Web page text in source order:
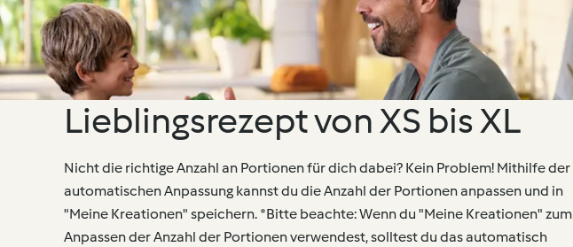
Lieblingsrezept von XS bis XL
Nicht die richtige Anzahl an Portionen für dich dabei? Kein Problem! Mithilfe der
automatischen Anpassung kannst du die Anzahl der Portionen anpassen und in
"Meine Kreationen" speichern. *Bitte beachte: Wenn du "Meine Kreationen" zum
Anpassen der Anzahl der Portionen verwendest, solltest du das automatisch